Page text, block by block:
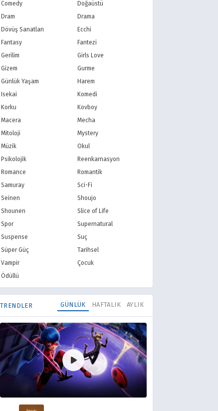
PBS Kids
FOX Türkiye
Comedy
Doğaüstü
Dram
Drama
Dövüş Sanatları
Ecchi
Fantasy
Fantezi
Gerilim
Girls Love
Gizem
Gurme
Günlük Yaşam
Harem
Isekai
Komedi
Korku
Kovboy
Macera
Mecha
Mitoloji
Mystery
Müzik
Okul
Psikolojik
Reenkarnasyon
Romance
Romantik
Samuray
Sci-Fi
Seinen
Shoujo
Shounen
Slice of Life
Spor
Supernatural
Suspense
Suç
Süper Güç
Tarihsel
Vampir
Çocuk
Ödüllü
TRENDLER GÜNLÜK HAFTALIK AYLIK
Mucize Uğur Böceği ile Kara Kedi